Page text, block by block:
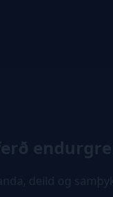
deild og